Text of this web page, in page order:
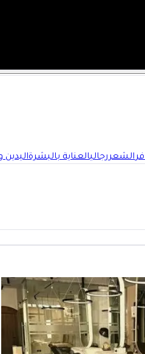
الشعررجاليالعناية بالبشرةاليدين
الرياض